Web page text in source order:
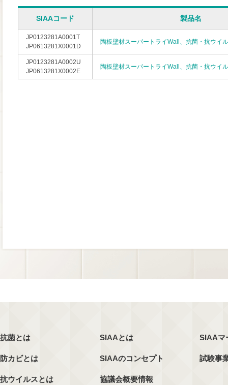
SIAAコード 製品名
JP0123281A0001T
JP0613281X0001D
陶板壁材スーパートライWall、抗菌・抗ウイ
JP0123281A0002U
JP0613281X0002E
陶板壁材スーパートライWall、抗菌・抗ウイ
抗菌とは
防カビとは
抗ウイルスとは
SIAAとは
SIAAのコンセプト
協議会概要情報
SIAAマ
試験事